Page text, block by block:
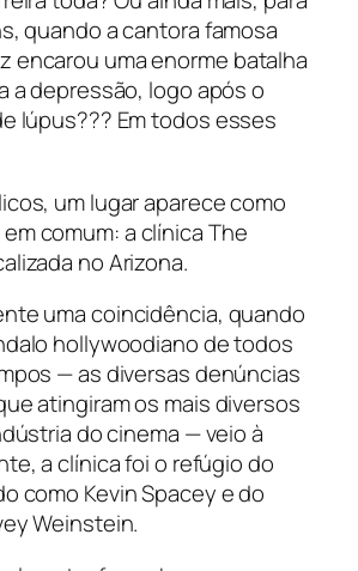
quando a cantora famosa
encarou uma enorme batalha
a depressão, logo após o
lúpus??? Em todos esses
um lugar aparece como
comum: a clínica The
no Arizona.
uma coincidência, quando
hollywoodiano de todos
— as diversas denúncias
atingiram os mais diversos
do cinema — veio à
a clínica foi o refúgio do
como Kevin Spacey e do
Weinstein.